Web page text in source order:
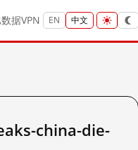
数据VPN EN 中文
china-die-